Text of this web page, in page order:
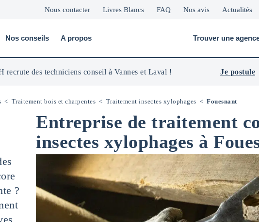
Nous contacter Livres Blancs FAQ Nos avis Actualités
Nos conseils A propos Trouver une
recrute des techniciens conseil à Vannes et Laval ! Je postule
< Traitement bois et charpentes < Traitement insectes xylophages < Fouesnant
Entreprise de traitement
insectes xylophages à
?